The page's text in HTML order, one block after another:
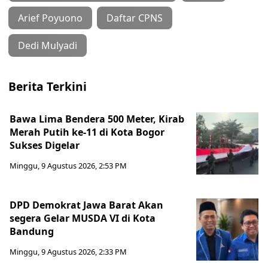
Arief Poyuono Daftar CPNS
Dedi Mulyadi
Berita Terkini
Bawa Lima Bendera 500 Meter, Kirab
Merah Putih ke-11 di Kota Bogor
Sukses Digelar
Minggu, 9 Agustus 2026, 2:53 PM
DPD Demokrat Jawa Barat Akan
segera Gelar MUSDA VI di Kota
Bandung
Minggu, 9 Agustus 2026, 2:33 PM